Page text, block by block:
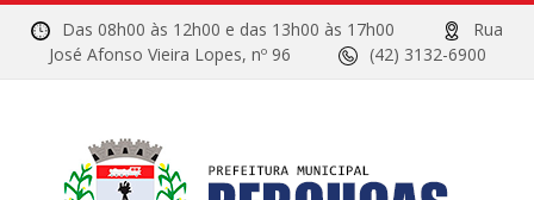
Das 08h00 às 12h00 e das 13h00 às 17h00
Rua
José Afonso Vieira Lopes, nº 96
(42) 3132-6900